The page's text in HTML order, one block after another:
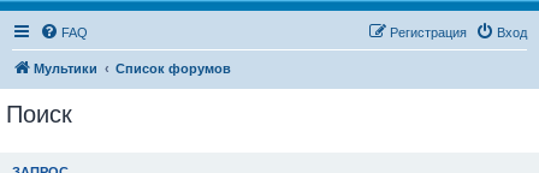
FAQ Вход
Регистрация
Мультики Список форумов
Поиск